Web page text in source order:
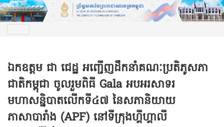
ឯកឧត្តម ជា ជេដ្ឋ អញ្ជើញដឹកនាំគណៈប្រតិភូសភា
ជាតិកម្ពុជា ចូលរួមពិធី Gala អបអរសាទរ
មហាសន្និបាតលើកទី៤៧ នៃសភានិយាយ
ភាសាបារាំង (APF) នៅទីក្រុងហ្គីហ្គាលី